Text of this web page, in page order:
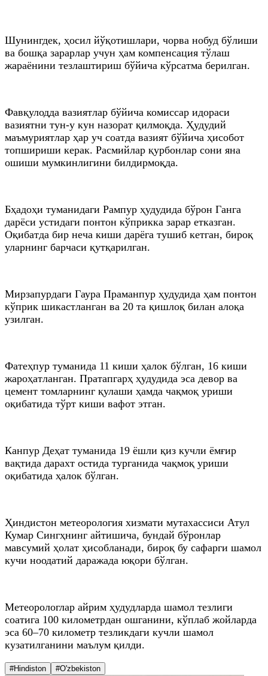
Шунингдек, ҳосил йўқотишлари, чорва нобуд бўлиши
ва бошқа зарарлар учун ҳам компенсация тўлаш
жараёнини тезлаштириш бўйича кўрсатма берилган.
Фавқулодда вазиятлар бўйича комиссар идораси
вазиятни тун-у кун назорат қилмоқда. Ҳудудий
маъмуриятлар ҳар уч соатда вазият бўйича ҳисобот
топшириши керак. Расмийлар қурбонлар сони яна
ошиши мумкинлигини билдирмоқда.
Бҳадоҳи туманидаги Рампур ҳудудида бўрон Ганга
дарёси устидаги понтон кўприкка зарар етказган.
Оқибатда бир неча киши дарёга тушиб кетган, бироқ
уларнинг барчаси қутқарилган.
Мирзапурдаги Гаура Праманпур ҳудудида ҳам понтон
кўприк шикастланган ва 20 та қишлоқ билан алоқа
узилган.
Фатеҳпур туманида 11 киши ҳалок бўлган, 16 киши
жароҳатланган. Пратапгарҳ ҳудудида эса девор ва
цемент томларнинг қулаши ҳамда чақмоқ уриши
оқибатида тўрт киши вафот этган.
Канпур Деҳат туманида 19 ёшли қиз кучли ёмғир
вақтида дарахт остида турганида чақмоқ уриши
оқибатида ҳалок бўлган.
Ҳиндистон метеорология хизмати мутахассиси Атул
Кумар Сингҳнинг айтишича, бундай бўронлар
мавсумий ҳолат ҳисобланади, бироқ бу сафарги шамол
кучи ноодатий даражада юқори бўлган.
Метеорологлар айрим ҳудудларда шамол тезлиги
соатига 100 километрдан ошганини, кўплаб жойларда
эса 60–70 километр тезликдаги кучли шамол
кузатилганини маълум қилди.
#Hindiston #O'zbekiston